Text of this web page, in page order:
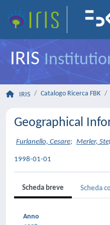
IRIS
IRIS Catalogo Ricerca FBK
Geographical
Furlanello, Cesare; Merler,
1998-01-01
Scheda breve Scheda
Anno